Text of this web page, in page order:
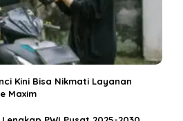
Kini Bisa Nikmati Layanan
Maxim